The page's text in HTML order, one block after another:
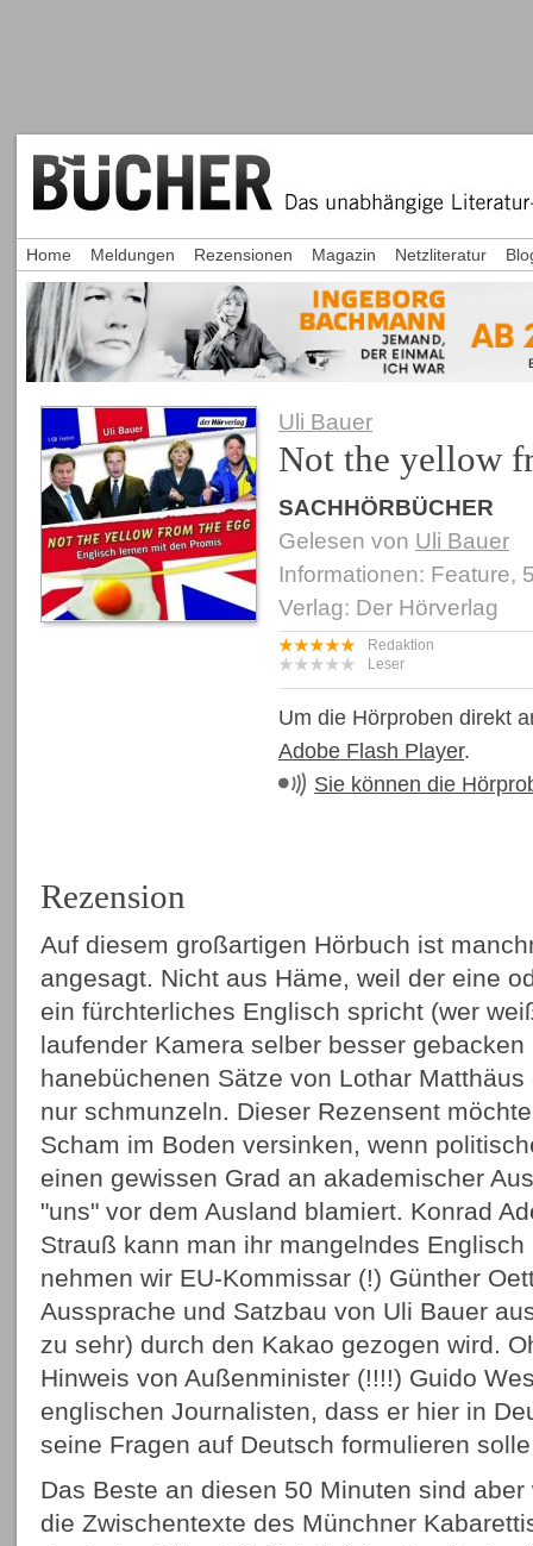
Uli Bauer
Not the yellow
SACHHÖRBÜCHER
Gelesen von Uli Bauer
Informationen: Feature,
Verlag: Der Hörverlag
Redaktion
Leser
Um die Hörproben direkt
Adobe Flash Player.
Sie können die
Rezension
Auf diesem großartigen Hörbuch ist
angesagt. Nicht aus Häme, weil der eine
ein fürchterliches Englisch spricht (wer
laufender Kamera selber besser
hanebüchenen Sätze von Lothar
nur schmunzeln. Dieser Rezensent
Scham im Boden versinken, wenn
einen gewissen Grad an akademischer
"uns" vor dem Ausland blamiert. Konrad
Strauß kann man ihr mangelndes
nehmen wir EU-Kommissar (!) Günther
Aussprache und Satzbau von Uli Bauer
zu sehr) durch den Kakao gezogen wird.
Hinweis von Außenminister (!!!!) Guido
englischen Journalisten, dass er hier in
seine Fragen auf Deutsch formulieren
Das Beste an diesen 50 Minuten sind
die Zwischentexte des Münchner
Home Meldungen Rezensionen Magazin Netzliteratur